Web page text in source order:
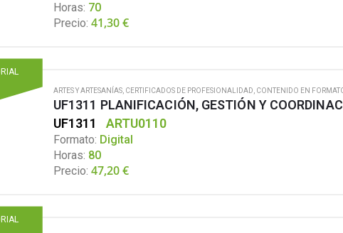
Horas: 70
Precio: 41,30€
ARTES Y ARTESANÍAS CERTIFICADOS DE PROFESIONALIDAD CONTENIDO EN
UF1311 ARTU0110
Formato: Digital
Horas: 80
Precio: 47,20€